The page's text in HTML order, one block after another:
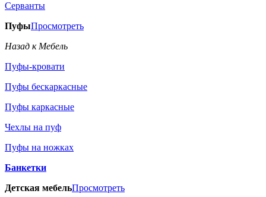
Серванты
ПуфыПросмотреть
Назад к Мебель
Пуфы-кровати
Пуфы бескаркасные
Пуфы каркасные
Чехлы на пуф
Пуфы на ножках
Банкетки
Детская мебельПросмотреть